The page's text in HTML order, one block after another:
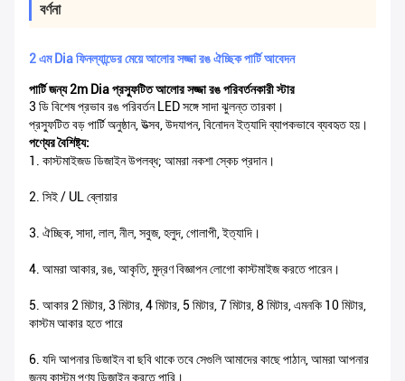
বর্ণনা
2 এম Dia ফিনল্যান্ডের মেয়ে আলোর সজ্জা রঙ ঐচ্ছিক পার্টি আবেদন
পার্টি জন্য 2m Dia প্রস্ফুটিত আলোর সজ্জা রঙ পরিবর্তনকারী স্টার
3 ডি বিশেষ প্রভাব রঙ পরিবর্তন LED সঙ্গে সাদা ঝুলন্ত তারকা।
প্রস্ফুটিত বড় পার্টি অনুষ্ঠান, উত্সব, উদযাপন, বিনোদন ইত্যাদি ব্যাপকভাবে ব্যবহৃত হয়।
পণ্যের বৈশিষ্ট্য:
1. কাস্টমাইজড ডিজাইন উপলব্ধ; আমরা নকশা স্কেচ প্রদান।
2. সিই / UL ব্লোয়ার
3. ঐচ্ছিক, সাদা, লাল, নীল, সবুজ, হলুদ, গোলাপী, ইত্যাদি।
4. আমরা আকার, রঙ, আকৃতি, মুদ্রণ বিজ্ঞাপন লোগো কাস্টমাইজ করতে পারেন।
5. আকার 2 মিটার, 3 মিটার, 4 মিটার, 5 মিটার, 7 মিটার, 8 মিটার, এমনকি 10 মিটার,
কাস্টম আকার হতে পারে
6. যদি আপনার ডিজাইন বা ছবি থাকে তবে সেগুলি আমাদের কাছে পাঠান, আমরা আপনার
জন্য কাস্টম পণ্য ডিজাইন করতে পারি।